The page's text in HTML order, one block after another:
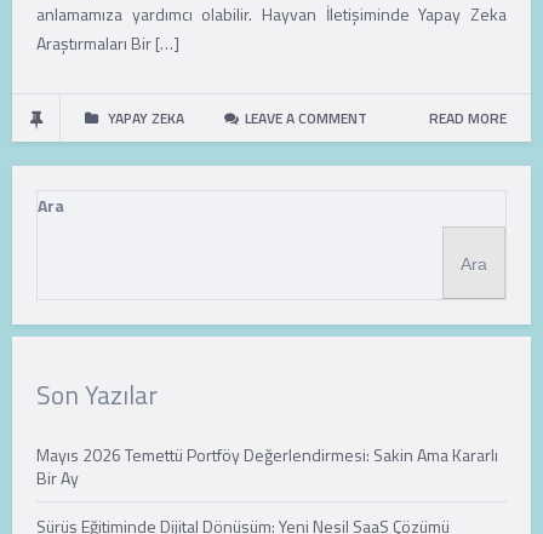
anlamamıza yardımcı olabilir. Hayvan İletişiminde Yapay Zeka
Araştırmaları Bir […]
YAPAY ZEKA LEAVE A COMMENT READ MORE
Ara
Ara
Son Yazılar
Mayıs 2026 Temettü Portföy Değerlendirmesi: Sakin Ama Kararlı
Bir Ay
Sürüş Eğitiminde Dijital Dönüşüm: Yeni Nesil SaaS Çözümü